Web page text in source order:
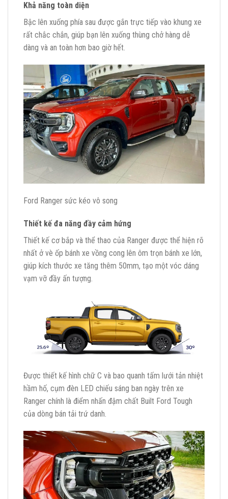
Khả năng toàn diện
Bậc lên xuống phía sau được gắn trực tiếp vào khung xe
rất chắc chắn, giúp bạn lên xuống thùng chở hàng dễ
dàng và an toàn hơn bao giờ hết.
Ford Ranger sức kéo vô song
Thiết kế đa năng đầy cảm hứng
Thiết kế cơ bắp và thể thao của Ranger được thể hiện rõ
nhất ở vè ốp bánh xe vồng cong lên ôm trọn bánh xe lớn,
giúp kích thước xe tăng thêm 50mm, tạo một vóc dáng
vạm vỡ đầy ấn tượng.
Được thiết kế hình chữ C và bao quanh tấm lưới tản nhiệt
hầm hố, cụm đèn LED chiếu sáng ban ngày trên xe
Ranger chính là điểm nhấn đậm chất Built Ford Tough
của dòng bán tải trứ danh.